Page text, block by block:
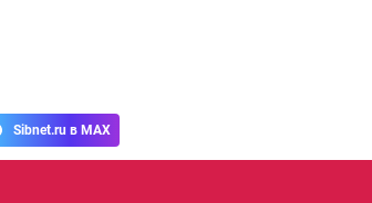
Sibnet.ru в MAX